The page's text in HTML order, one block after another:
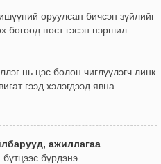
оруулсан бичсэн зүйлийг
бөгөөд пост гэсэн нэршил
нь цэс болон чиглүүлэгч линк
гээд хэлэгдээд явна.
ажиллагаа
бүрдэнэ.